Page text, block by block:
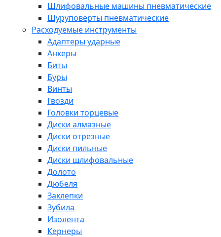
Шлифовальные машины пневматические
Шуруповерты пневматические
Расходуемые инструменты
Адаптеры ударные
Анкеры
Биты
Буры
Винты
Гвозди
Головки торцевые
Диски алмазные
Диски отрезные
Диски пильные
Диски шлифовальные
Долото
Дюбеля
Заклепки
Зубила
Изолента
Кернеры